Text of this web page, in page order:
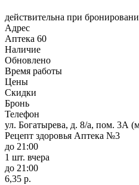
действительна при
Адрес
Аптека 60
Наличие
Обновлено
Время работы
Цены
Скидки
Бронь
Телефон
ул. Богатырева, д. 8/а, пом. 3А
Рецепт здоровья Аптека №3
до 21:00
1 шт. вчера
до 21:00
6,35 р.